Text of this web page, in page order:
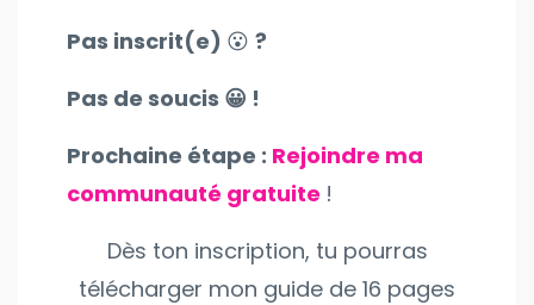
Pas inscrit(e) 😮 ?
Pas de soucis 😀 !
Prochaine étape : Rejoindre ma
communauté gratuite !
Dès ton inscription, tu pourras
télécharger mon guide de 16 pages